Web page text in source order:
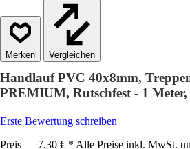
Vergleichen
Handlauf PVC 40x8mm,
PREMIUM, Rutschfest - 1 Meter,
Erste Bewertung schreiben
Preis — 7,30 € * Alle Preise inkl. MwSt.